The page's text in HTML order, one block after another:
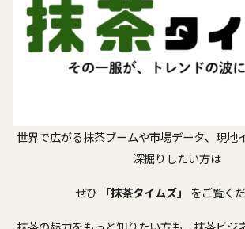
世界で広がる抹茶ブームや市場データ、現地
深掘りしたい方は
ぜひ 「抹茶タイムズ」 をご覧く